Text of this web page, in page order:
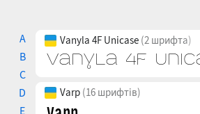
A
B
C
D
E
Vanyla 4F Unicase (2 шрифта)
Varp (16 шрифтів)